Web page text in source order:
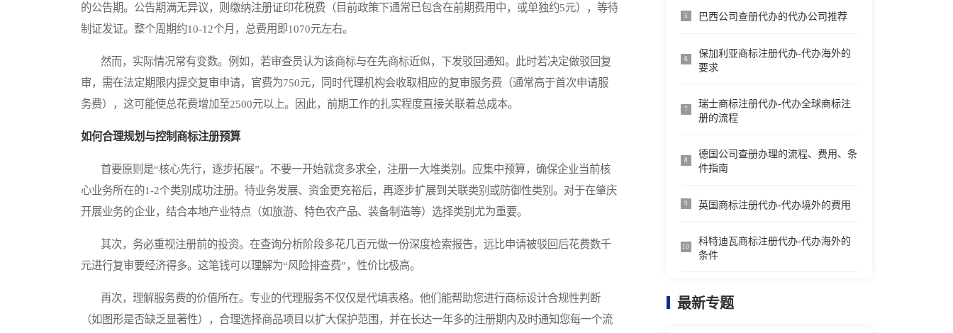
的公告期。公告期满无异议，则缴纳注册证印花税费（目前政策下通常已包含在前期费用中，或单独约5元），等待
制证发证。整个周期约10-12个月，总费用即1070元左右。
然而，实际情况常有变数。例如，若审查员认为该商标与在先商标近似，下发驳回通知。此时若决定做驳回复
审，需在法定期限内提交复审申请，官费为750元，同时代理机构会收取相应的复审服务费（通常高于首次申请服
务费），这可能使总花费增加至2500元以上。因此，前期工作的扎实程度直接关联着总成本。
如何合理规划与控制商标注册预算
首要原则是“核心先行，逐步拓展”。不要一开始就贪多求全，注册一大堆类别。应集中预算，确保企业当前核
心业务所在的1-2个类别成功注册。待业务发展、资金更充裕后，再逐步扩展到关联类别或防御性类别。对于在肇庆
开展业务的企业，结合本地产业特点（如旅游、特色农产品、装备制造等）选择类别尤为重要。
其次，务必重视注册前的投资。在查询分析阶段多花几百元做一份深度检索报告，远比申请被驳回后花费数千
元进行复审要经济得多。这笔钱可以理解为“风险排查费”，性价比极高。
再次，理解服务费的价值所在。专业的代理服务不仅仅是代填表格。他们能帮助您进行商标设计合规性判断
（如图形是否缺乏显著性），合理选择商品项目以扩大保护范围，并在长达一年多的注册期内及时通知您每一个流
5 巴西公司查册代办的代办公司推荐
6
保加利亚商标注册代办-代办海外的
要求
7
瑞士商标注册代办-代办全球商标注
册的流程
8
德国公司查册办理的流程、费用、条
件指南
9 英国商标注册代办-代办境外的费用
10
科特迪瓦商标注册代办-代办海外的
条件
最新专题